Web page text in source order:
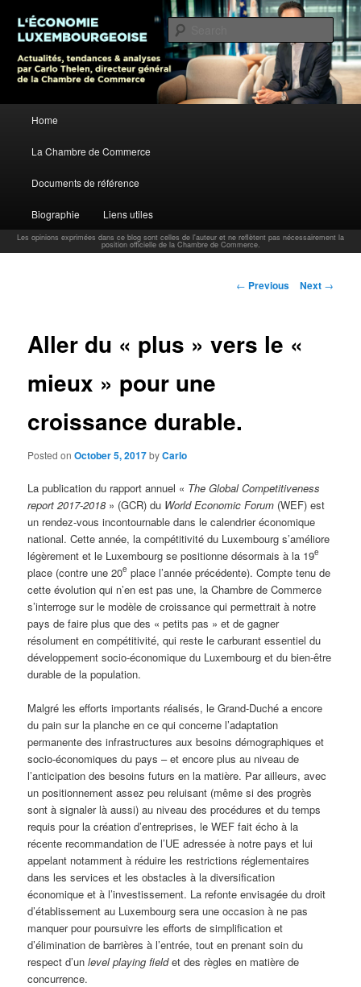
Carlo Thelen Blog
L’économie luxembourgeoise : Actualités, tendances et analyses par Carlo
Thelen, Directeur Général, Chambre de Commerce
Skip to primary content
Home
La Chambre de Commerce
Documents de référence
Biographie Liens utiles
Les opinions exprimées dans ce blog sont celles de l'auteur et ne reflètent pas nécessairement la
position officielle de la Chambre de Commerce.
Post navigation
← Previous Next →
Aller du « plus » vers le «
mieux » pour une
croissance durable.
Posted onOctober 5, 2017byCarlo
La publication du rapport annuel « The Global Competitiveness
report 2017-2018 » (GCR) du World Economic Forum (WEF) est
un rendez-vous incontournable dans le calendrier économique
national. Cette année, la compétitivité du Luxembourg s’améliore
légèrement et le Luxembourg se positionne désormais à la 19e
place (contre une 20e place l’année précédente). Compte tenu de
cette évolution qui n’en est pas une, la Chambre de Commerce
s’interroge sur le modèle de croissance qui permettrait à notre
pays de faire plus que des « petits pas » et de gagner
résolument en compétitivité, qui reste le carburant essentiel du
développement socio-économique du Luxembourg et du bien-être
durable de la population.
Malgré les efforts importants réalisés, le Grand-Duché a encore
du pain sur la planche en ce qui concerne l’adaptation
permanente des infrastructures aux besoins démographiques et
socio-économiques du pays – et encore plus au niveau de
l’anticipation des besoins futurs en la matière. Par ailleurs, avec
un positionnement assez peu reluisant (même si des progrès
sont à signaler là aussi) au niveau des procédures et du temps
requis pour la création d’entreprises, le WEF fait écho à la
récente recommandation de l’UE adressée à notre pays et lui
appelant notamment à réduire les restrictions réglementaires
dans les services et les obstacles à la diversification
économique et à l’investissement. La refonte envisagée du droit
d’établissement au Luxembourg sera une occasion à ne pas
manquer pour poursuivre les efforts de simplification et
d’élimination de barrières à l’entrée, tout en prenant soin du
respect d’unlevel playing fieldet des règles en matière de
concurrence.